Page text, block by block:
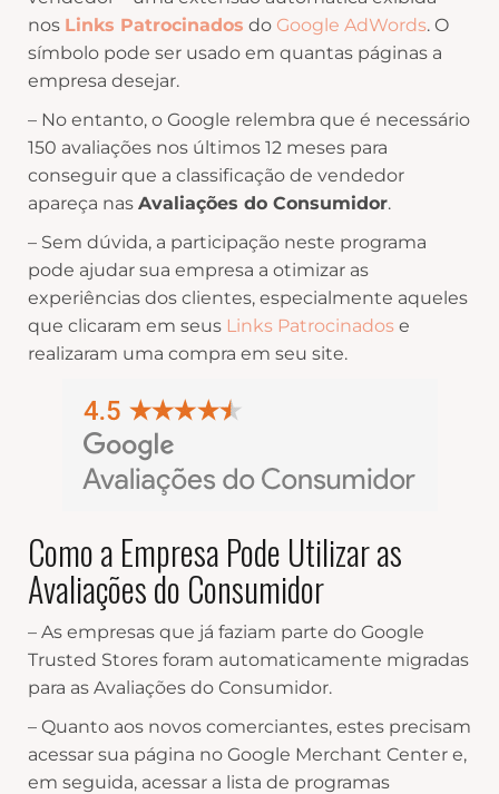
nos Links Patrocinados do Google AdWords. O
símbolo pode ser usado em quantas páginas a
empresa desejar.
– No entanto, o Google relembra que é necessário
150 avaliações nos últimos 12 meses para
conseguir que a classificação de vendedor
apareça nas Avaliações do Consumidor.
– Sem dúvida, a participação neste programa
pode ajudar sua empresa a otimizar as
experiências dos clientes, especialmente aqueles
que clicaram em seus Links Patrocinados e
realizaram uma compra em seu site.
Como a Empresa Pode Utilizar as
Avaliações do Consumidor
– As empresas que já faziam parte do Google
Trusted Stores foram automaticamente migradas
para as Avaliações do Consumidor.
– Quanto aos novos comerciantes, estes precisam
acessar sua página no Google Merchant Center e,
em seguida, acessar a lista de programas